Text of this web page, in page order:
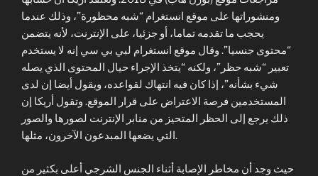
ومنشوراتها على موقع انستغرام “شبه محظورة”، وذلك عندما
يحجب ما تقدمه تماما، أو جزئيا، على الإنترنت، لأنه يتضمن
“محتوى جنسيا”. وقال موقع انستغرام لبي بي سي إنه لا يستخدم
تعبير “شبه حظر”، ولكنه “يتخذ الإجراء حيال المحتوى الذي يصله
شيء بشأنه”، إذا كان فيه انتهاك لقواعده، ويقول أيضا إن لدى
المستخدمين فرصة الاعتراض على قرار الموقع. وتقول أريكا إن
ذلك يرجع إلى الحظر المتحيز من منابر الإنترنت لصورها والصور
التي يضعها المبدعون الآخرون، مثلها.
حيث وجد أن مخاطر الإصابة أثناء الجنس الشرجي أعلى بكثير من